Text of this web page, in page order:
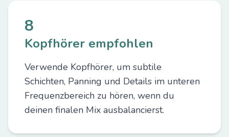
8
Kopfhörer empfohlen
Verwende Kopfhörer, um subtile
Schichten, Panning und Details im unteren
Frequenzbereich zu hören, wenn du
deinen finalen Mix ausbalancierst.